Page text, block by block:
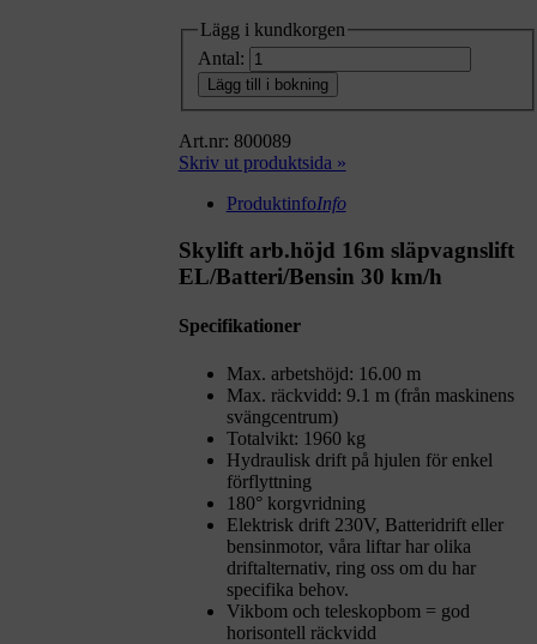
Lägg i kundkorgen
Antal:
Lägg till i bokning
Art.nr: 800089
Skriv ut produktsida »
ProduktinfoInfo
Skylift arb.höjd 16m släpvagnslift
EL/Batteri/Bensin 30 km/h
Specifikationer
Max. arbetshöjd: 16.00 m
Max. räckvidd: 9.1 m (från maskinens
svängcentrum)
Totalvikt: 1960 kg
Hydraulisk drift på hjulen för enkel
förflyttning
180° korgvridning
Elektrisk drift 230V, Batteridrift eller
bensinmotor, våra liftar har olika
driftalternativ, ring oss om du har
specifika behov.
Vikbom och teleskopbom = god
horisontell räckvidd